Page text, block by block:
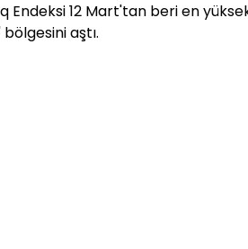
Endeksi 12 Mart'tan beri en
bölgesini aştı.